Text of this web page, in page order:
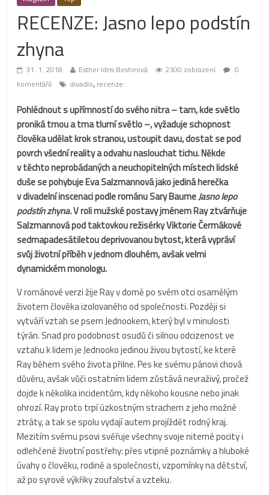
RECENZE: Jasno lepo podstín
zhyna
31. 1. 2018 Esther Idris Beshirová 2300 zobrazení
0
komentářů
divadlo, recenze
Pohlédnout s upřímností do svého nitra – tam, kde světlo
proniká tmou a tma tlumí světlo –, vyžaduje schopnost
člověka udělat krok stranou, ustoupit davu, dostat se pod
povrch všední reality a odvahu naslouchat tichu. Někde
v těchto neprobádaných a neuchopitelných místech lidské
duše se pohybuje Eva Salzmannová jako jediná herečka
v divadelní inscenaci podle románu Sary BaumeJasno lepo
podstín zhyna.V roli mužské postavy jménem Ray ztvárňuje
Salzmannová pod taktovkou režisérky Viktorie Čermákové
sedmapadesátiletou deprivovanou bytost, která vypráví
svůj životní příběh v jednom dlouhém, avšak velmi
dynamickém monologu.
V románové verzi žije Ray v domě po svém otci osamělým
životem člověka izolovaného od společnosti. Později si
vytváří vztah se psem Jednookem, který byl v minulosti
týrán. Snad pro podobnost osudů či silnou odcizenost ve
vztahu k lidem je Jednooko jedinou živou bytostí, ke které
Ray během svého života přilne. Pes ke svému pánovi chová
důvěru, avšak vůči ostatním lidem zůstává nevraživý, pročež
dojde k několika incidentům, kdy někoho kousne nebo jinak
ohrozí. Ray proto trpí úzkostným strachem z jeho možné
ztráty, a tak se spolu vydají autem projíždět rodný kraj.
Mezitím svému psovi svěřuje všechny svoje niterné pocity i
odlehčené životní postřehy: přes vtipné poznámky a hluboké
úvahy o člověku, rodině a společnosti, vzpomínky na dětství,
až po syrové výkřiky zoufalství a vzteku.